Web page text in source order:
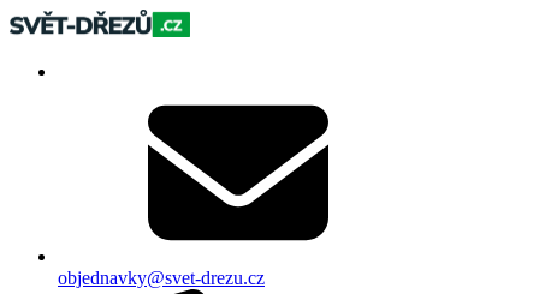
objednavky@svet-drezu.cz